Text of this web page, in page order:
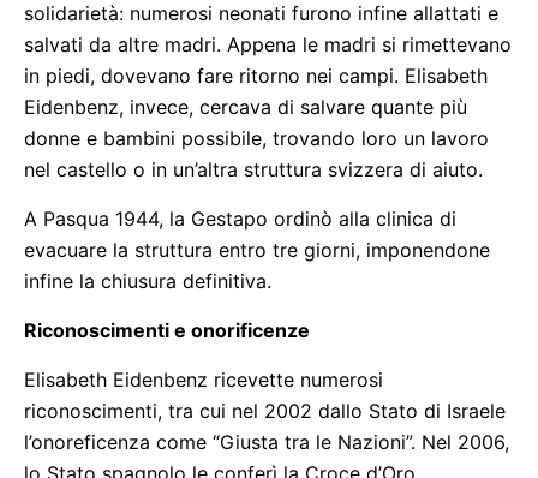
solidarietà: numerosi neonati furono infine allattati e
salvati da altre madri. Appena le madri si rimettevano
in piedi, dovevano fare ritorno nei campi. Elisabeth
Eidenbenz, invece, cercava di salvare quante più
donne e bambini possibile, trovando loro un lavoro
nel castello o in un’altra struttura svizzera di aiuto.
A Pasqua 1944, la Gestapo ordinò alla clinica di
evacuare la struttura entro tre giorni, imponendone
infine la chiusura definitiva.
Riconoscimenti e onorificenze
Elisabeth Eidenbenz ricevette numerosi
riconoscimenti, tra cui nel 2002 dallo Stato di Israele
l’onoreficenza come “Giusta tra le Nazioni”. Nel 2006,
lo Stato spagnolo le conferì la Croce d’Oro